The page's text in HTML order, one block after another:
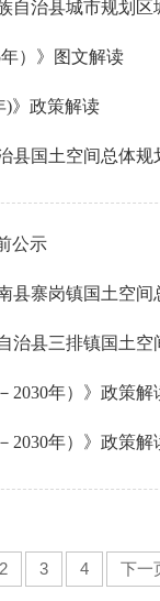
治县城市规划
）》图文解读
)》政策解读
国土空间总体规
公示
寨岗镇国土空间
县三排镇国土空
2030年）》政策解
2030年）》政策解
2 3 4 下一